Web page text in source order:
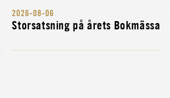
FÖR MILITÄRA
2026-08-06
Storsatsning på årets Bokmässa